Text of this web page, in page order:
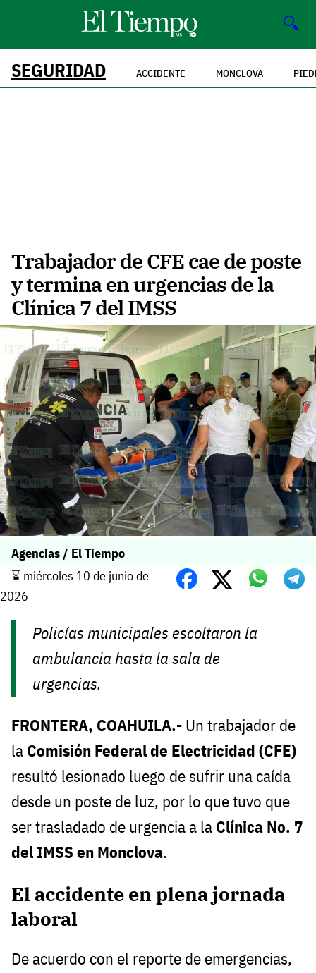
🔍
SEGURIDAD ACCIDENTE MONCLOVA
Trabajador de CFE cae de poste
y termina en urgencias de la
Clínica 7 del IMSS
Agencias / El Tiempo
⌛️ miércoles 10 de junio de
2026
Policías municipales escoltaron la
ambulancia hasta la sala de
urgencias.
FRONTERA, COAHUILA.- Un trabajador de
la Comisión Federal de Electricidad (CFE)
resultó lesionado luego de sufrir una caída
desde un poste de luz, por lo que tuvo que
ser trasladado de urgencia a la Clínica No. 7
del IMSS en Monclova.
El accidente en plena jornada
laboral
De acuerdo con el reporte de emergencias,